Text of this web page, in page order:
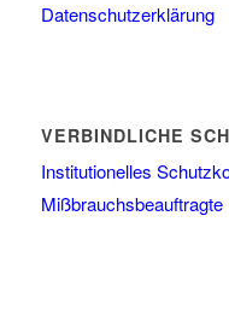
Datenschutzerklärung
VERBINDLICHE
Institutionelles
Mißbrauchsbeauftragte